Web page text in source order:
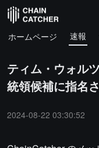
ホームページ 速報
ティム・ウォル
統領候補に指名
2024-08-22 03:30:52